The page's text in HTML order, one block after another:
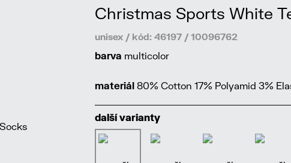
Christmas Sports White
unisex / kód: 46197 / 10096762
barva multicolor
materiál 80% Cotton 17% Polyamid 3%
další varianty